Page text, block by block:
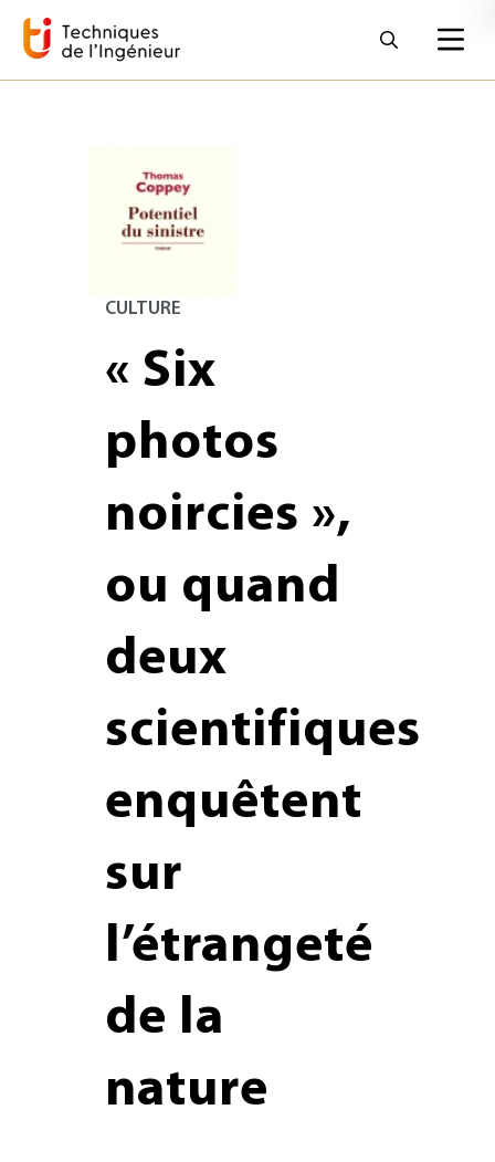
CULTURE
« Six
photos
noircies »,
ou quand
deux
scientifiques
enquêtent
sur
l’étrangeté
de la
nature